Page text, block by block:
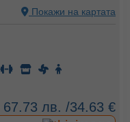
Покажи на картата
67.73 лв. /34.63 €